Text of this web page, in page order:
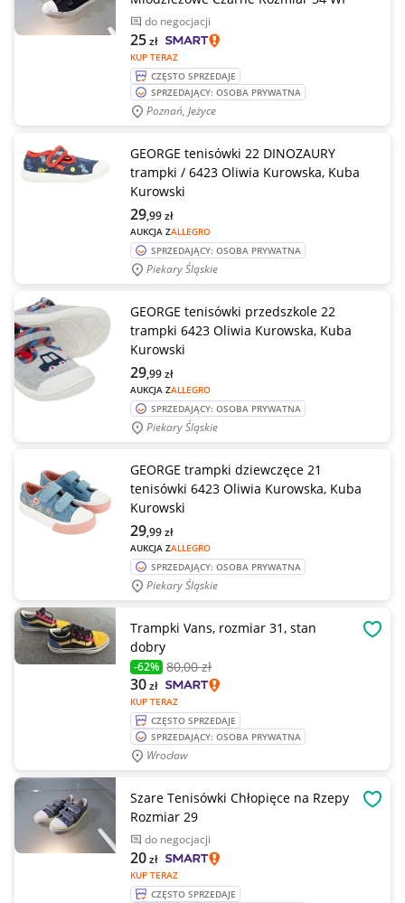
do negocjacji
KUP TERAZ
25zł
CZĘSTO SPRZEDAJE
SPRZEDAJĄCY: OSOBA PRYWATNA
Poznań, Jeżyce
GEORGE tenisówki 22 DINOZAURY
trampki / 6423 Oliwia Kurowska, Kuba
Kurowski
AUKCJA ZALLEGRO
29,99zł
SPRZEDAJĄCY: OSOBA PRYWATNA
Piekary Śląskie
GEORGE tenisówki przedszkole 22
trampki 6423 Oliwia Kurowska, Kuba
Kurowski
AUKCJA ZALLEGRO
29,99zł
SPRZEDAJĄCY: OSOBA PRYWATNA
Piekary Śląskie
GEORGE trampki dziewczęce 21
tenisówki 6423 Oliwia Kurowska, Kuba
Kurowski
AUKCJA ZALLEGRO
29,99zł
SPRZEDAJĄCY: OSOBA PRYWATNA
Piekary Śląskie
Trampki Vans, rozmiar 31, stan
dobry
-62% 80,00 zł
KUP TERAZ
30zł
CZĘSTO SPRZEDAJE
SPRZEDAJĄCY: OSOBA PRYWATNA
Wrocław
Szare Tenisówki Chłopięce na Rzepy
Rozmiar 29
do negocjacji
KUP TERAZ
20zł
CZĘSTO SPRZEDAJE